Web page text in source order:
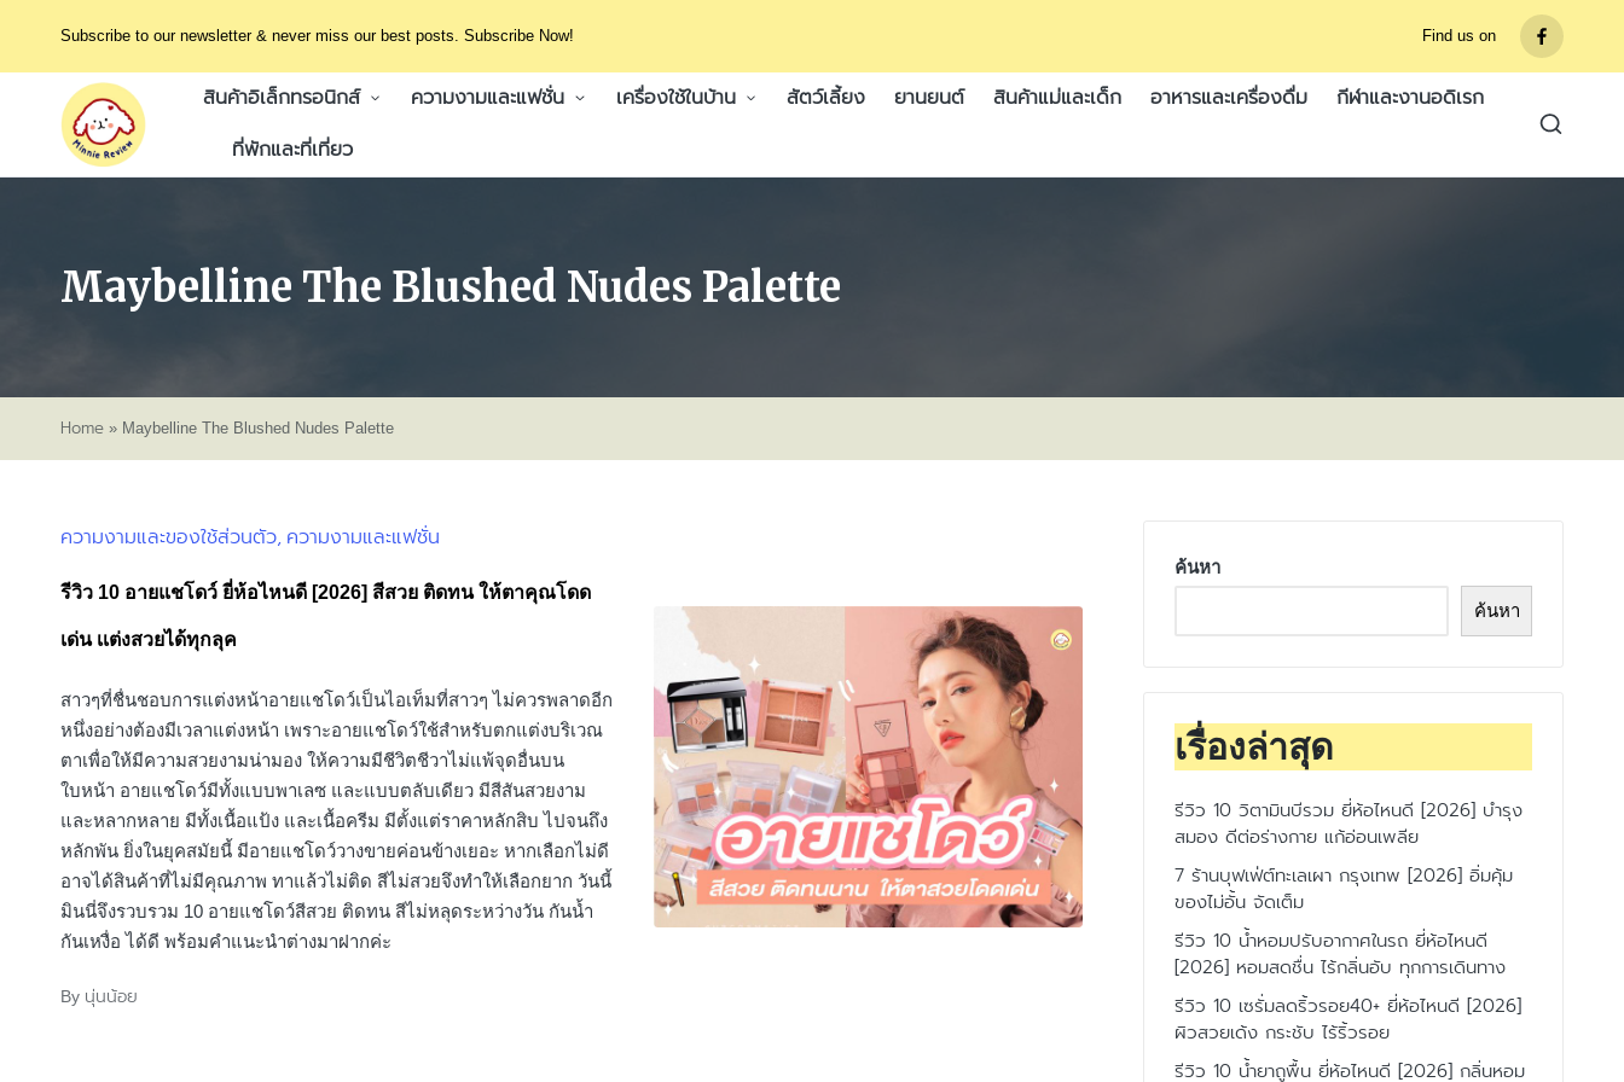
Subscribe to our newsletter & never miss our best posts. Subscribe Now! Find us on
รายการ
เมนู
สินค้าอิเล็กทรอนิกส์ ความงามและแฟชั่น เครื่องใช้ในบ้าน สัตว์เลี้ยง ยานยนต์ สินค้าแม่และเด็ก อาหารและเครื่องดื่ม
กีฬาและงานอดิเรก
ที่พักและที่เที่ยว
Maybelline The Blushed Nudes Palette
Home » Maybelline The Blushed Nudes Palette
Posted
ความงามและของใช้ส่วนตัว ความงามและแฟชั่น
รีวิว 10 อายแชโดว์ ยี่ห้อไหนดี [2026] สีสวย ติดทน ให้ตาคุณโดด
เด่น เเต่งสวยได้ทุกลุค
สาวๆที่ชื่นชอบการแต่งหน้าอายแชโดว์เป็นไอเท็มที่สาวๆ ไม่ควรพลาดอีก
หนึ่งอย่างต้องมีเวลาแต่งหน้า เพราะอายแชโดว์ใช้สำหรับตกแต่งบริเวณ
ตาเพื่อให้มีความสวยงามน่ามอง ให้ความมีชีวิตชีวาไม่แพ้จุดอื่นบน
ใบหน้า อายแชโดว์มีทั้งแบบพาเลซ และแบบตลับเดียว มีสีสันสวยงาม
และหลากหลาย มีทั้งเนื้อแป้ง และเนื้อครีม มีตั้งแต่ราคาหลักสิบ ไปจนถึง
หลักพัน ยิ่งในยุคสมัยนี้ มีอายแชโดว์วางขายค่อนข้างเยอะ หากเลือกไม่ดี
อาจได้สินค้าที่ไม่มีคุณภาพ ทาแล้วไม่ติด สีไม่สวยจึงทำให้เลือกยาก วันนี้
มินนี่จึงรวบรวม 10 อายแชโดว์สีสวย ติดทน สีไม่หลุดระหว่างวัน กันน้ำ
กันเหงื่อ ได้ดี พร้อมคำแนะนำต่างมาฝากค่ะ
Posted
By นุ่นน้อย
ค้นหา
ค้นหา
เรื่องล่าสุด
รีวิว 10 วิตามินบีรวม ยี่ห้อไหนดี [2026] บำรุง
สมอง ดีต่อร่างกาย แก้อ่อนเพลีย
7 ร้านบุฟเฟ่ต์ทะเลเผา กรุงเทพ [2026] อิ่มคุ้ม
ของไม่อั้น จัดเต็ม
รีวิว 10 น้ำหอมปรับอากาศในรถ ยี่ห้อไหนดี
[2026] หอมสดชื่น ไร้กลิ่นอับ ทุกการเดินทาง
รีวิว 10 เซรั่มลดริ้วรอย40+ ยี่ห้อไหนดี [2026]
ผิวสวยเด้ง กระชับ ไร้ริ้วรอย
รีวิว 10 น้ำยาถูพื้น ยี่ห้อไหนดี [2026] กลิ่นหอม